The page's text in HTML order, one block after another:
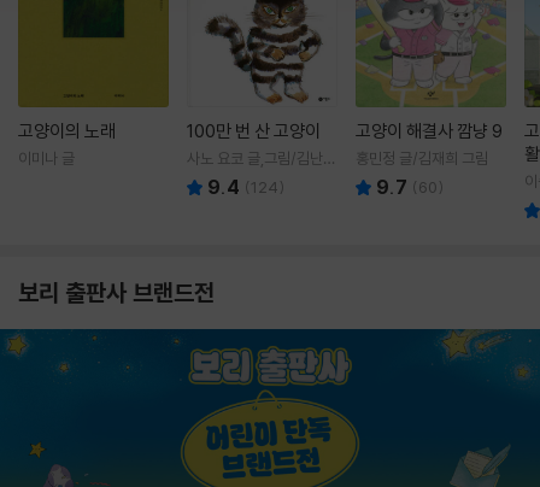
고양이의 노래
이미나 글
100만 번 산 고양이
사노 요코 글,그림/김난주
역 9.4 (124)
고양이 해결사 깜냥 9
홍민정 글/김재희 그림
9.7 (60)
보리 출판사 브랜드전